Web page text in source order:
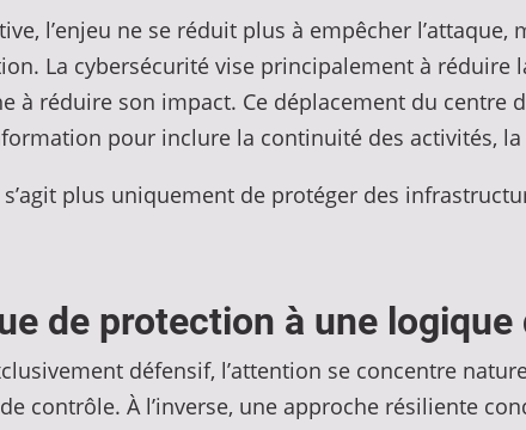
l’enjeu ne se réduit plus à empêcher
La cybersécurité vise principalement à réduire
à réduire son impact. Ce déplacement du
pour inclure la continuité des activités,
plus uniquement de protéger des
de protection à une
défensif, l’attention se concentre
contrôle. À l’inverse, une approche résiliente